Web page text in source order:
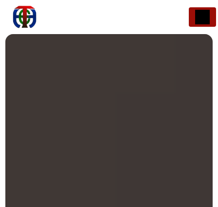
Panneau de gestion des cookies